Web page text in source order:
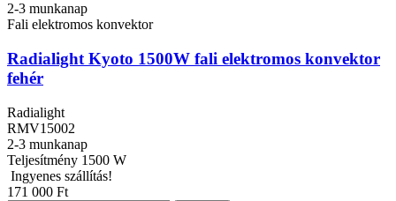
2-3 munkanap
Fali elektromos konvektor
Radialight Kyoto 1500W fali elektromos konvektor
fehér
Radialight
RMV15002
2-3 munkanap
Teljesítmény 1500 W
Ingyenes szállítás!
171 000 Ft